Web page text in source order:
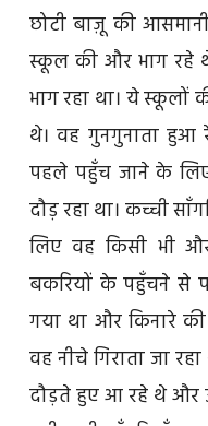
छोटी बाज़ू की
स्कूल की और भाग रहे
भाग रहा था। ये स्कूलों
थे। वह गुनगुनाता हुआ
पहले पहुँच जाने के
दौड़ रहा था। कच्ची
लिए वह किसी भी
बकरियों के पहुँचने से
गया था और किनारे
वह नीचे गिराता जा
दौड़ते हुए आ रहे थे और